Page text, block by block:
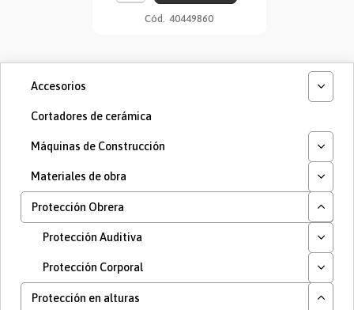
Cód. 40449860
Accesorios
Cortadores de cerámica
Máquinas de Construcción
Materiales de obra
Protección Obrera
Protección Auditiva
Protección Corporal
Protección en alturas